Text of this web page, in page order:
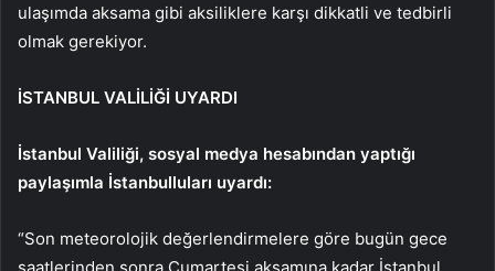
ulaşımda aksama gibi aksiliklere karşı dikkatli ve tedbirli
olmak gerekiyor.
İSTANBUL VALİLİĞİ UYARDI
İstanbul Valiliği, sosyal medya hesabından yaptığı
paylaşımla İstanbulluları uyardı:
“Son meteorolojik değerlendirmelere göre bugün gece
saatlerinden sonra Cumartesi akşamına kadar İstanbul